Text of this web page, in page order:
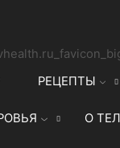
РЕЦЕПТЫ
О